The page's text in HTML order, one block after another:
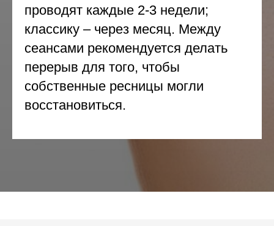
проводят каждые 2-3 недели;
классику – через месяц. Между
сеансами рекомендуется делать
перерыв для того, чтобы
собственные ресницы могли
восстановиться.